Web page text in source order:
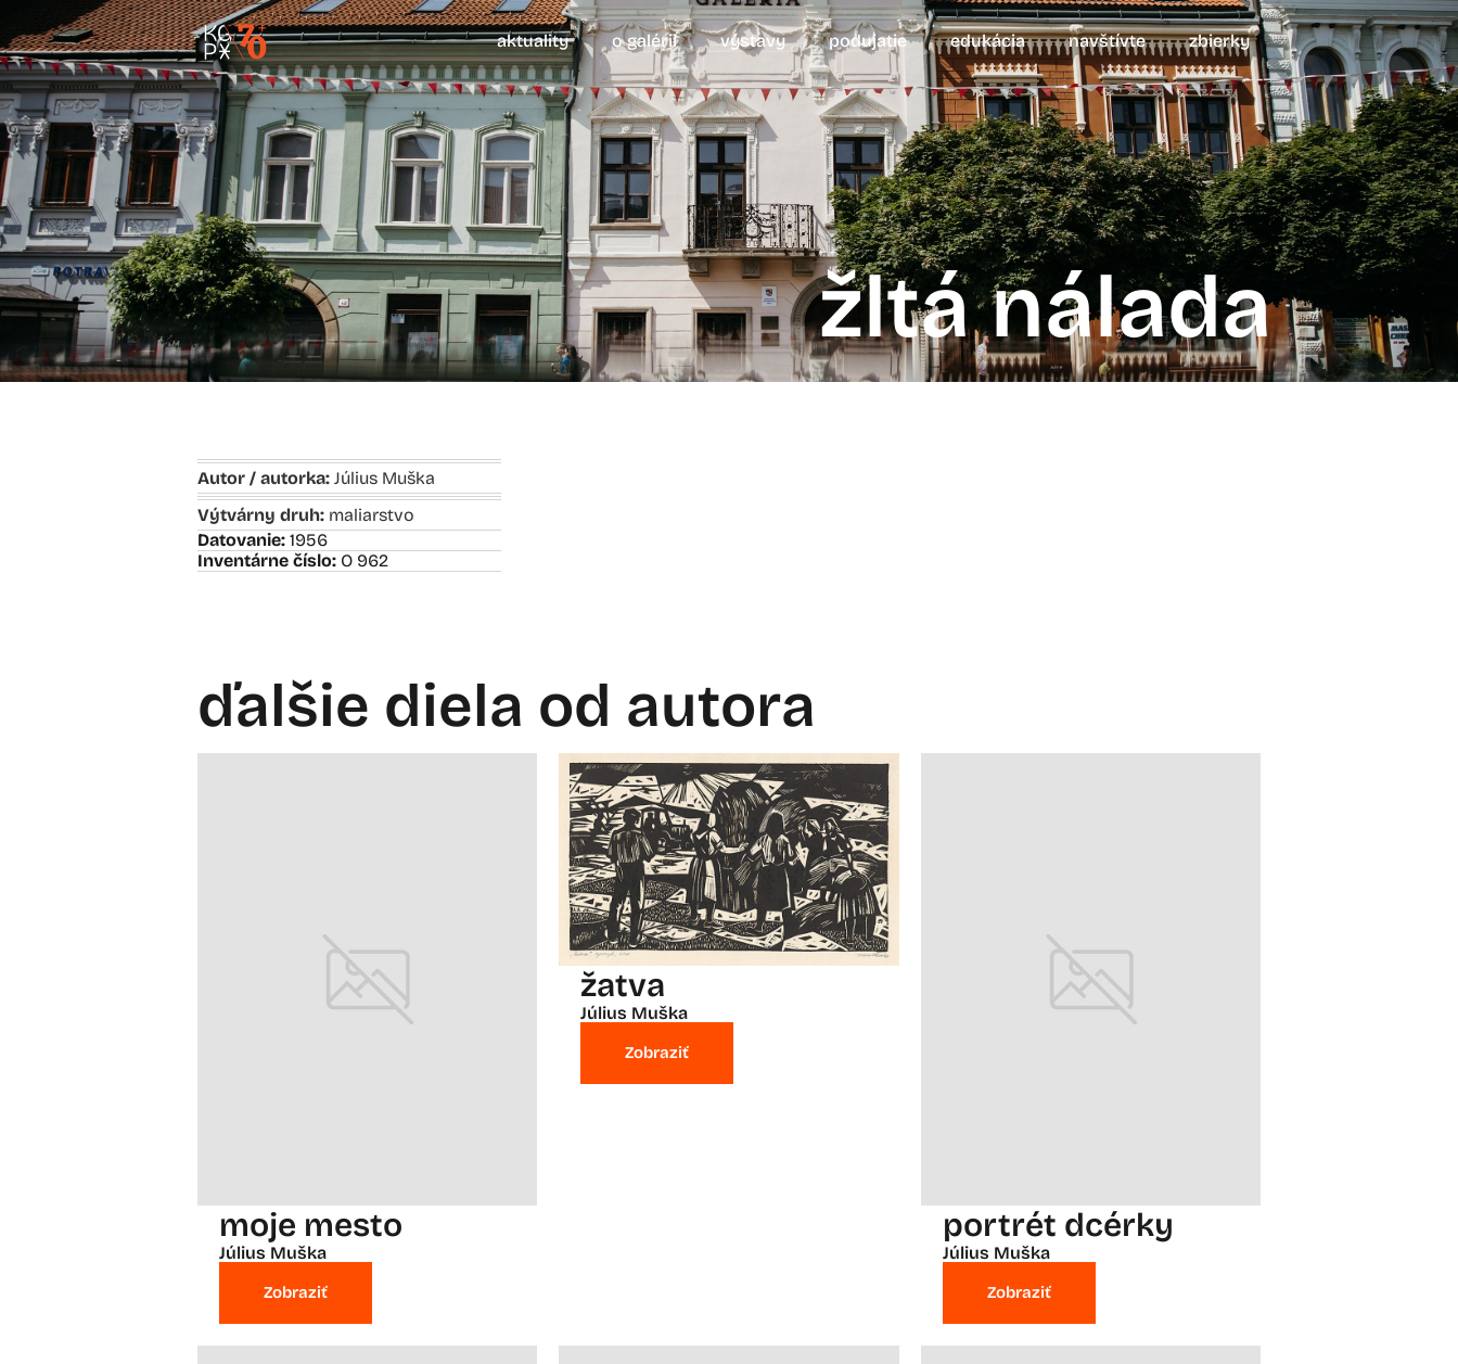
aktuality o galérii výstavy podujatie edukácia navštívte zbierky
žltá nálada
Autor / autorka: Július Muška
Výtvárny druh: maliarstvo
Datovanie: 1956
Inventárne číslo: O 962
ďalšie diela od autora
moje mesto
Július Muška
Zobraziť
žatva
Július Muška
Zobraziť
portrét dcérky
Július Muška
Zobraziť